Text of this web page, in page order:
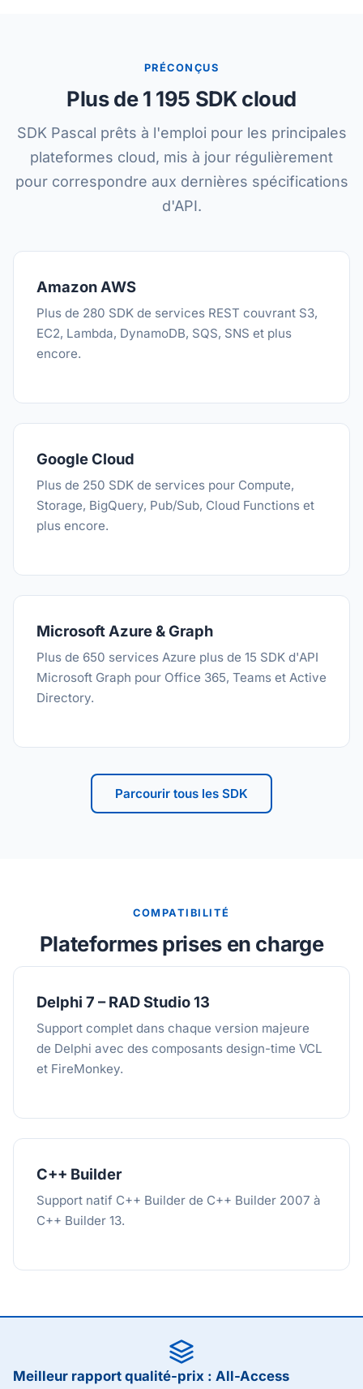
PRÉCONÇUS
Plus de 1 195 SDK cloud
SDK Pascal prêts à l'emploi pour les principales
plateformes cloud, mis à jour régulièrement
pour correspondre aux dernières spécifications
d'API.
Amazon AWS
Plus de 280 SDK de services REST couvrant S3,
EC2, Lambda, DynamoDB, SQS, SNS et plus
encore.
Google Cloud
Plus de 250 SDK de services pour Compute,
Storage, BigQuery, Pub/Sub, Cloud Functions et
plus encore.
Microsoft Azure & Graph
Plus de 650 services Azure plus de 15 SDK d'API
Microsoft Graph pour Office 365, Teams et Active
Directory.
Parcourir tous les SDK
COMPATIBILITÉ
Plateformes prises en charge
Delphi 7 – RAD Studio 13
Support complet dans chaque version majeure
de Delphi avec des composants design-time VCL
et FireMonkey.
C++ Builder
Support natif C++ Builder de C++ Builder 2007 à
C++ Builder 13.
Meilleur rapport qualité-prix : All-Access